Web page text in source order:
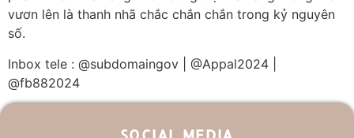
vươn lên là thanh nhã chắc chắn chắn trong kỷ nguyên
số.
Inbox tele : @subdomaingov | @Appal2024 |
@fb882024